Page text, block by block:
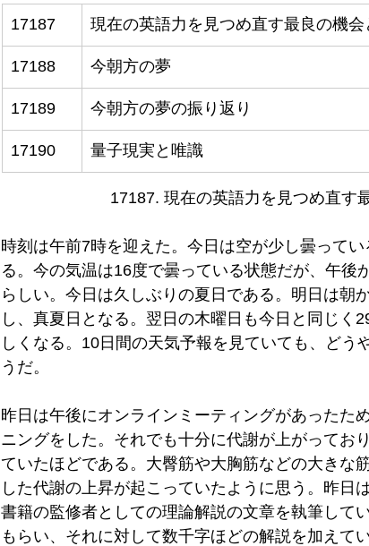
17187 現在の英語力を見つめ直す最良の機
17188 今朝方の夢
17189 今朝方の夢の振り返り
17190 量子現実と唯識
17187. 現在の英語力を見つめ直す
時刻は午前7時を迎えた。今日は空が少し曇って
る。今の気温は16度で曇っている状態だが、午後
らしい。今日は久しぶりの夏日である。明日は朝
し、真夏日となる。翌日の木曜日も今日と同じく
しくなる。10日間の天気予報を見ていても、どう
うだ。
昨日は午後にオンラインミーティングがあったた
ニングをした。それでも十分に代謝が上がってお
ていたほどである。大臀筋や大胸筋などの大きな
した代謝の上昇が起こっていたように思う。昨日
書籍の監修者としての理論解説の文章を執筆して
もらい、それに対して数千字ほどの解説を加えて